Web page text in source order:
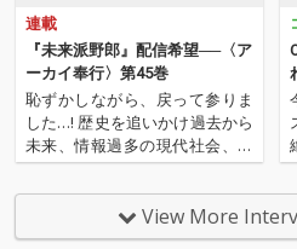
連載
『未来派野郎』配信希望──〈ア
ーカイ奉行〉第45巻
恥ずかしながら、戻って参りま
した…! 歴史を追いかけ過去から
未来、情報過多の現代社会、デ
ジタルの海に散らばったあの名
作、この名作たちをひとつにま
とめる仕事人…!〈アーカイ奉
行〉が今日もデジタルの乱世を
View More